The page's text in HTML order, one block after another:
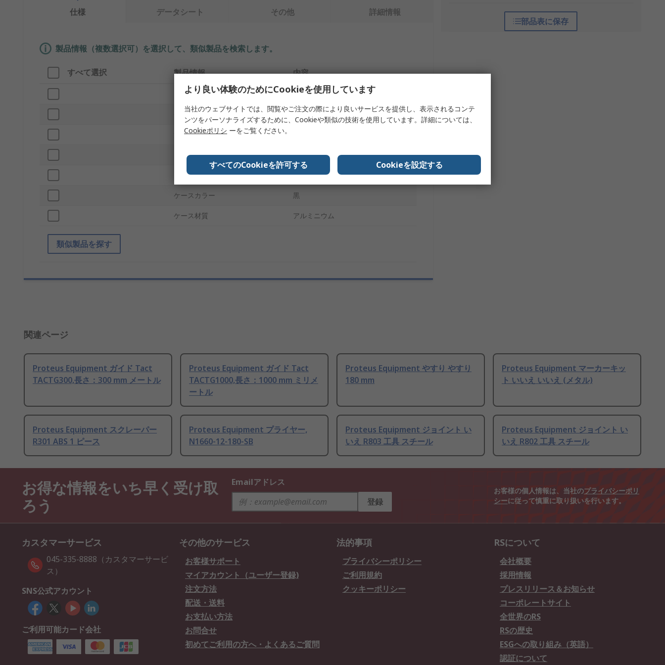
部品表に保存
仕様 データシート その他 詳細情報
製品情報（複数選択可）を選択して、類似製品を検索します。
すべて選択 製品情報 内容
ブランド Proteus Equipment
長さ 600mm
測定単位
プロダクトタイプ ガイド
シリーズ Tact
ケースカラー 黒
ケース材質 アルミニウム
類似製品を探す
関連ページ
Proteus Equipment ガイド Tact
TACTG300,長さ：300 mm メートル
Proteus Equipment ガイド Tact
TACTG1000,長さ：1000 mm ミリメ
ートル
Proteus Equipment やすり やすり
180 mm
Proteus Equipment マーカーキッ
ト いいえ いいえ (メタル)
Proteus Equipment スクレーパー
R301 ABS 1 ピース
Proteus Equipment プライヤー,
N1660-12-180-SB
Proteus Equipment ジョイント い
いえ R803 工具 スチール
Proteus Equipment ジョイント い
いえ R802 工具 スチール
お得な情報をいち早く受け取
ろう
Emailアドレス
登録
お客様の個人情報は、当社のプライバシーポリ
シーに従って慎重に取り扱いを行います。
カスタマーサービス
045-335-8888（カスタマーサービ
ス）
SNS公式アカウント
ご利用可能カード会社
その他のサービス
お客様サポート
マイアカウント（ユーザー登録)
注文方法
配送・送料
お支払い方法
お問合せ
初めてご利用の方へ・よくあるご質問
法的事項
プライバシーポリシー
ご利用規約
クッキーポリシー
RSについて
会社概要
採用情報
プレスリリース＆お知らせ
コーポレートサイト
全世界のRS
RSの歴史
ESGへの取り組み（英語）
認証について
より良い体験のためにCookieを使用しています
当社のウェブサイトでは、閲覧やご注文の際により良いサービスを提供し、表示されるコンテ
ンツをパーソナライズするために、Cookieや類似の技術を使用しています。詳細については、
Cookieポリシ ーをご覧ください。
すべてのCookieを許可する Cookieを設定する